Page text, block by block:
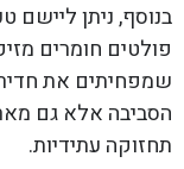
בנוסף, ניתן ליישם
פולטים חומרים
שמפחיתים את
הסביבה אלא גם
תחזוקה עתידיות.